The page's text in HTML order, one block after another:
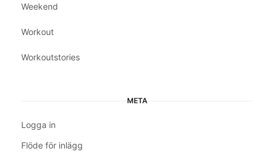
Weekend
Workout
Workoutstories
META
Logga in
Flöde för inlägg